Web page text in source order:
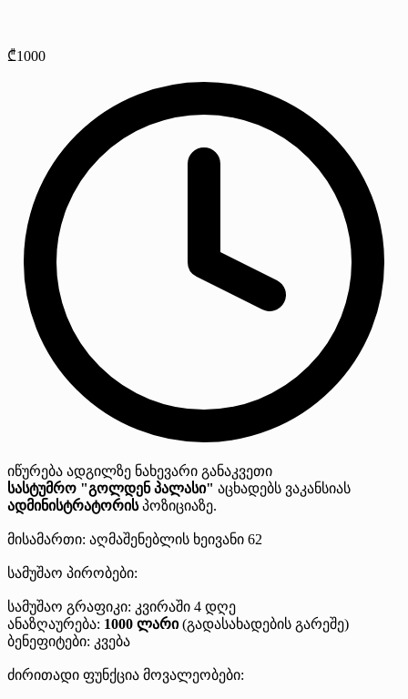
₾1000
იწურება ადგილზე ნახევარი განაკვეთი
სასტუმრო "გოლდენ პალასი" აცხადებს ვაკანსიას
ადმინისტრატორისპოზიციაზე.
მისამართი: აღმაშენებლის ხეივანი 62
სამუშაო პირობები:
სამუშაო გრაფიკი: კვირაში 4 დღე
ანაზღაურება: 1000 ლარი(გადასახადების გარეშე)
ბენეფიტები: კვება
ძირითადი ფუნქცია მოვალეობები: